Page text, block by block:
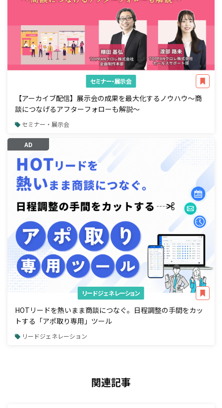
セミナー・展示会
【アーカイブ配信】展示会の成果を最大化するノウハウ～商
談につなげるアフターフォローも解説～
セミナー・展示会
AD
リードジェネレーション
HOTリードを熱いまま商談につなぐ。日程調整の手間をカッ
トする「アポ取り専用」ツール
リードジェネレーション
関連記事